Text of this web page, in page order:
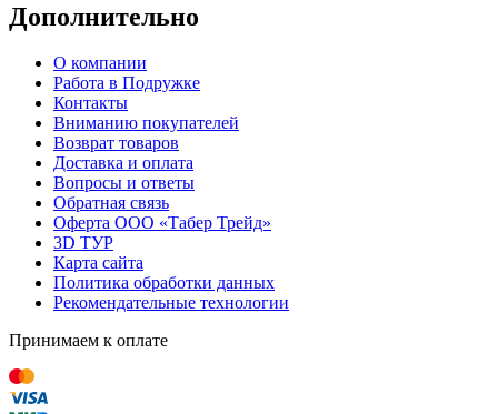
Дополнительно
О компании
Работа в Подружке
Контакты
Вниманию покупателей
Возврат товаров
Доставка и оплата
Вопросы и ответы
Обратная связь
Оферта ООО «Табер Трейд»
3D ТУР
Карта сайта
Политика обработки данных
Рекомендательные технологии
Принимаем к оплате